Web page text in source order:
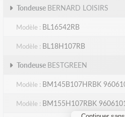
Tondeuse BERNARD LOISIRS
Modèle BL16542RB
Modèle
BL18H107RB
Tondeuse BESTGREEN
Modèle BM145B107HRBK
Modèle BM155H107RBK